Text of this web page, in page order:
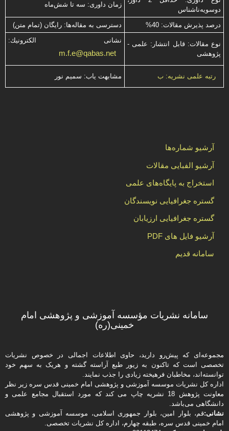
دوسویه‌ناشناس
زمان داوری: سه تا شش‌ماه
درصد پذیرش مقالات: 40% دسترسی به مقاله‌ها: رایگان (تمام متن)
نوع مقالات: قابل انتشار: علمی -
پژوهشی
نشانی الكترونیك:
m.f.e@qabas.net
رتبه علمی نشریه: ب مشابهت ياب: سميم نور
آرشیو شماره‌ها
آرشیو الفبایی مقالات
استخراج به پایگاه‌های علمی
گستره جغرافیایی نویسندگان
گستره جغرافیایی ارزیابان
آرشیو فایل های PDF
سامانه قدیم
سامانه نشریات مؤسسه آموزشی و پژوهشی امام
خمینی(ره)
مجموعه‌ای که پیش‌رو دارید،‌ حاوی اطلاعات اجمالی در خصوص نشریات
تخصصی است که تاکنون به زیور طبع آراسته گشته و هریک به سهم خود
توانسته‌اند، مخاطبان فرهیخته‌ زیادی را جذب نمایند.
اداره كل نشریات موسسه آموزشی و پژوهشی امام خمینی قدس سره زیر نظر
معاونت پژوهش 18 نشریه چاپ می کند که مورد استقبال مجامع علمی و
دانشگاهی می‌باشد.
نشانی:قم، بلوار امین، بلوار جمهوری اسلامی، موسسه آموزشی و پژوهشی
امام خمینی قدس سره، طبقه چهارم، اداره كل نشریات تخصصی.